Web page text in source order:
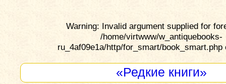
Warning: Invalid argument supplied for
/home/virtwww/w_antiquebooks-
ru_4af09e1a/http/for_smart/book_smart.php
«Редкие книги»